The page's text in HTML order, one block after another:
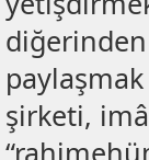
şirketi,